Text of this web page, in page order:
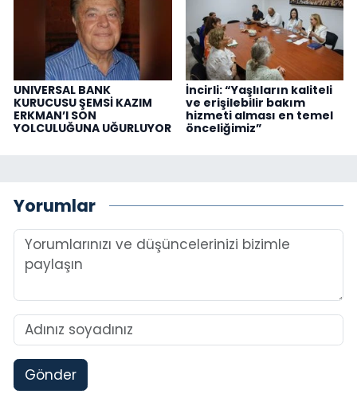
UNIVERSAL BANK
KURUCUSU ŞEMSİ KAZIM
ERKMAN’I SON
YOLCULUĞUNA UĞURLUYOR
İncirli: “Yaşlıların kaliteli
ve erişilebilir bakım
hizmeti alması en temel
önceliğimiz”
Yorumlar
Gönder